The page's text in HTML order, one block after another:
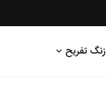
زنگ تفریح